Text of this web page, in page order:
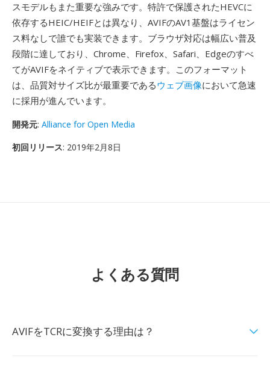
スモデルもまた重要な強みです。特許で保護されたHEVCに
依存するHEIC/HEIFとは異なり、AVIFのAV1基盤はライセン
ス料なしで誰でも実装できます。ブラウザ対応は幅広い普及
段階に達しており、Chrome、Firefox、Safari、Edgeのすべ
てがAVIFをネイティブで表示できます。このフォーマット
は、品質対サイズ比が最重要であるウェブ画像において急速
に採用が進んでいます。
開発元: Alliance for Open Media
初回リリース: 2019年2月8日
よくある質問
AVIFをTCRに変換する理由は？